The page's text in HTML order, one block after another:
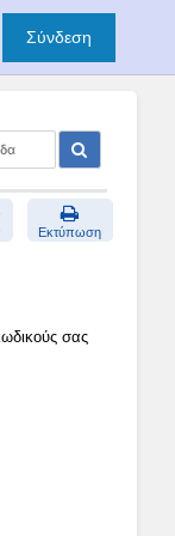
Σύνδεση
Εκτύπωση
σας